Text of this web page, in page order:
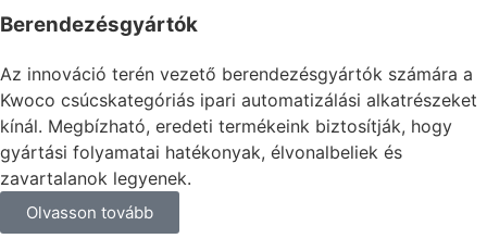
Berendezésgyártók
Az innováció terén vezető berendezésgyártók számára a
Kwoco csúcskategóriás ipari automatizálási alkatrészeket
kínál. Megbízható, eredeti termékeink biztosítják, hogy
gyártási folyamatai hatékonyak, élvonalbeliek és
zavartalanok legyenek.
Olvasson tovább